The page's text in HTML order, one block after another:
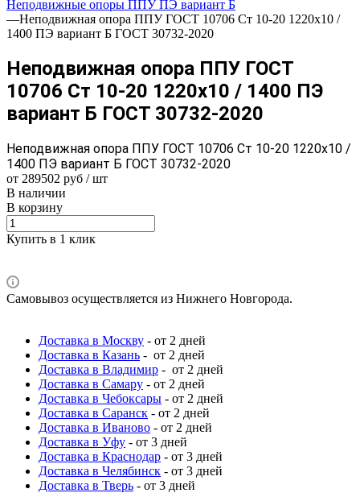
Неподвижные опоры ППУ ПЭ вариант Б
—Неподвижная опора ППУ ГОСТ 10706 Ст 10-20 1220x10 /
1400 ПЭ вариант Б ГОСТ 30732-2020
Неподвижная опора ППУ ГОСТ
10706 Ст 10-20 1220x10 / 1400 ПЭ
вариант Б ГОСТ 30732-2020
Неподвижная опора ППУ ГОСТ 10706 Ст 10-20 1220x10 /
1400 ПЭ вариант Б ГОСТ 30732-2020
от 289502 руб / шт
В наличии
В корзину
Купить в 1 клик
Самовывоз осуществляется из Нижнего Новгорода.
Доставка в Москву - от 2 дней
Доставка в Казань - от 2 дней
Доставка в Владимир - от 2 дней
Доставка в Самару - от 2 дней
Доставка в Чебоксары - от 2 дней
Доставка в Саранск - от 2 дней
Доставка в Иваново - от 2 дней
Доставка в Уфу - от 3 дней
Доставка в Краснодар - от 3 дней
Доставка в Челябинск - от 3 дней
Доставка в Тверь - от 3 дней